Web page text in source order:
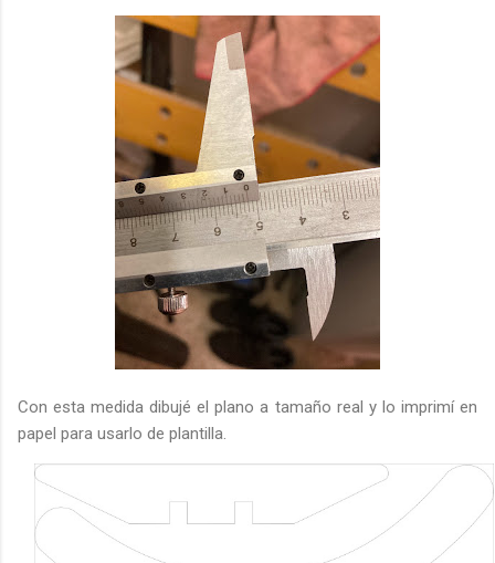
Con esta medida dibujé el plano a tamaño real y lo imprimí en
papel para usarlo de plantilla.